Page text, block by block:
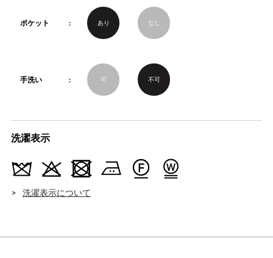
ポケット あり なし
手洗い 可 不可
洗濯表示
洗濯表示について